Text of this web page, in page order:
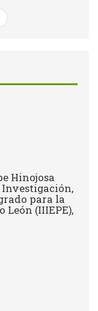
Hinojosa
para la
León (IIIEPE),